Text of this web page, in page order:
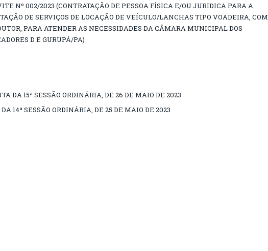
Nº 002/2023 (CONTRATAÇÃO DE PESSOA FÍSICA E/OU JURIDICA PARA A
DE SERVIÇOS DE LOCAÇÃO DE VEÍCULO/LANCHAS TIPO VOADEIRA, COM
PARA ATENDER AS NECESSIDADES DA CÂMARA MUNICIPAL DOS
D E GURUPÁ/PA)
DA 15ª SESSÃO ORDINÁRIA, DE 26 DE MAIO DE 2023
DA 14ª SESSÃO ORDINÁRIA, DE 25 DE MAIO DE 2023